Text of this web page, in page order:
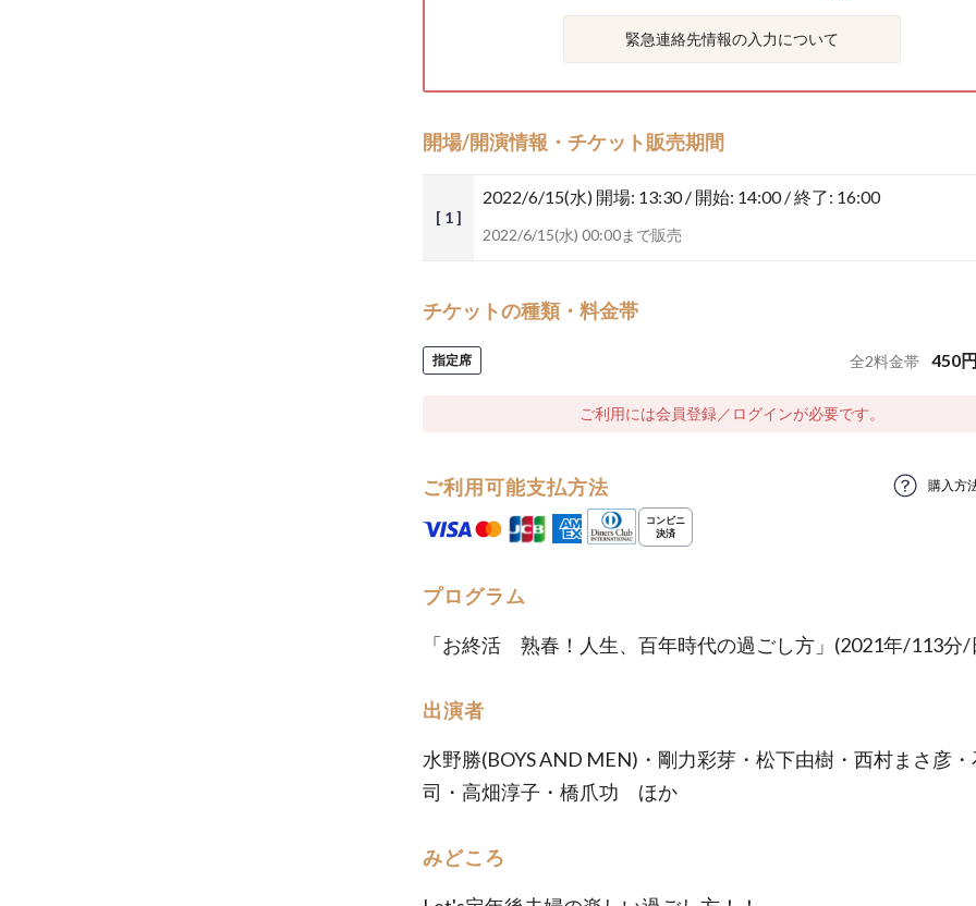
緊急連絡先情報の入力について
開場/開演情報・チケット販売期間
[ 1 ]
2022/6/15(水) 開場: 13:30 / 開始: 14:00 / 終了: 16:00
2022/6/15(水) 00:00まで販売
チケットの種類・料金帯
指定席 全2料金帯 450円
ご利用には会員登録／ログインが必要です。
ご利用可能支払方法 購入方
プログラム
「お終活 熟春！人生、百年時代の過ごし方」(2021年/113分/
出演者
水野勝(BOYS AND MEN)・剛力彩芽・松下由樹・西村まさ彦
司・高畑淳子・橋爪功 ほか
みどころ